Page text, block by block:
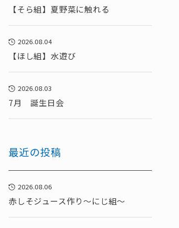
【そら組】夏野菜に触れる
2026.08.04
【ほし組】水遊び
2026.08.03
7月 誕生日会
最近の投稿
2026.08.06
赤しそジュース作り～にじ組～